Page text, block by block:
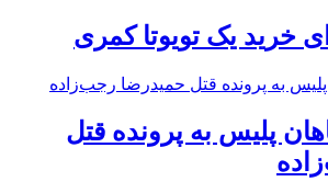
پلیس به پرونده قتل